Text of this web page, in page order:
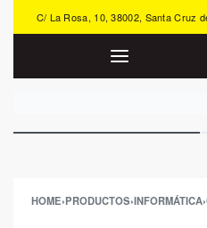
C/ La Rosa, 10, 38002, Santa Cruz
HOME›PRODUCTOS›INFORMÁTICA›